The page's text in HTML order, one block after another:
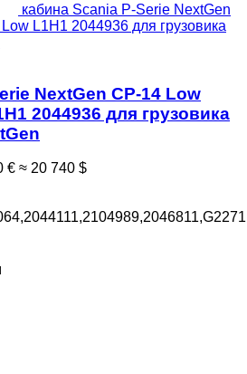
кабина Scania P-Serie NextGen
L1H1 2044936 для грузовика
NextGen CP-14 Low
2044936 для грузовика
€ ≈ 20 740 $